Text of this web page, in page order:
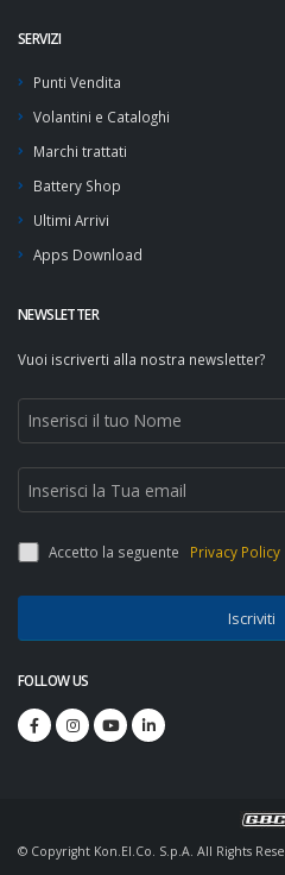
SERVIZI
Punti Vendita
Volantini e Cataloghi
Marchi trattati
Battery Shop
Ultimi Arrivi
Apps Download
NEWSLETTER
Vuoi iscriverti alla nostra newsletter?
Accetto la seguente Privacy Policy
Iscriviti
FOLLOW US
© Copyright Kon.El.Co. S.p.A. All Rights